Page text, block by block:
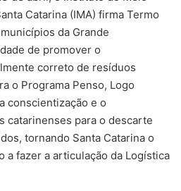
Catarina (IMA) firma Termo
da Grande
de promover o
correto de resíduos
o Programa Penso, Logo
conscientização e o
catarinenses para o descarte
tornando Santa Catarina o
a fazer a articulação da Logística